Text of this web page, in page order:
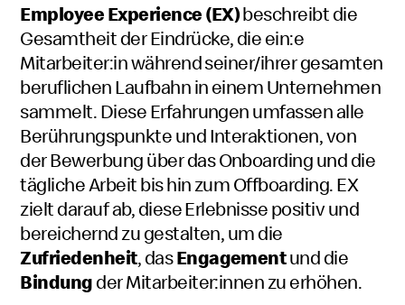
Employee Experience(EX)beschreibt die
Gesamtheit der Eindrücke, die ein:e
Mitarbeiter:in während seiner/ihrer gesamten
beruflichen Laufbahn in einem Unternehmen
sammelt. Diese Erfahrungen umfassen alle
Berührungspunkte und Interaktionen, von
der Bewerbung über dasOnboardingund die
tägliche Arbeit bis hin zumOffboarding. EX
zielt darauf ab, diese Erlebnisse positiv und
bereichernd zu gestalten, um die
Zufriedenheit, dasEngagementund die
Bindungder Mitarbeiter:innen zu erhöhen.